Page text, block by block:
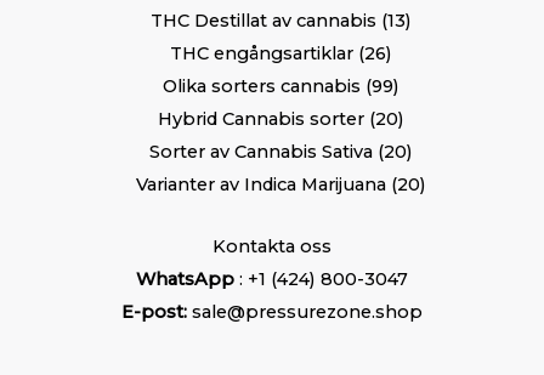
THC Destillat av cannabis 13
THC engångsartiklar 26
Olika sorters cannabis 99
Hybrid Cannabis sorter 20
Sorter av Cannabis Sativa 20
Varianter av Indica Marijuana 20
Kontakta oss
WhatsApp : +1 (424) 800-3047
E-post: sale@pressurezone.shop